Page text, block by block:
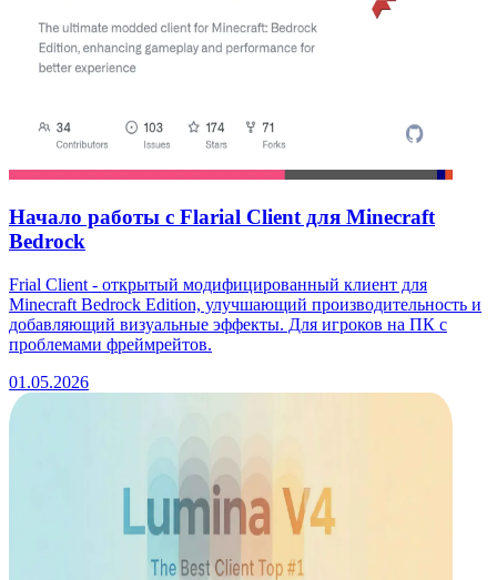
Начало работы с Flarial Client для Minecraft
Bedrock
Frial Client - открытый модифицированный клиент для
Minecraft Bedrock Edition, улучшающий производительность и
добавляющий визуальные эффекты. Для игроков на ПК с
проблемами фреймрейтов.
01.05.2026